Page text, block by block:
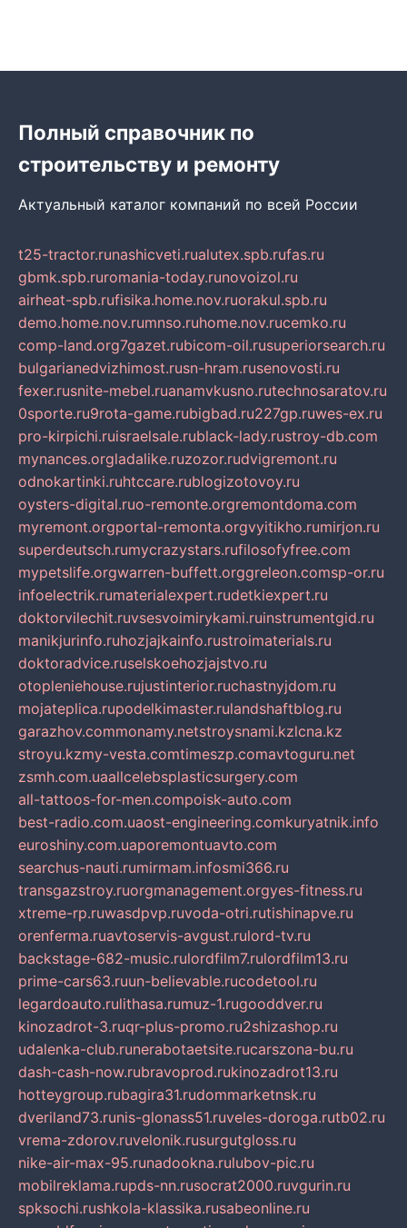
Полный справочник по
строительству и ремонту
Актуальный каталог компаний по всей России
t25-tractor.runashicveti.rualutex.spb.rufas.ru
gbmk.spb.ruromania-today.runovoizol.ru
airheat-spb.rufisika.home.nov.ruorakul.spb.ru
demo.home.nov.rumnso.ruhome.nov.rucemko.ru
comp-land.org7gazet.rubicom-oil.rusuperiorsearch.ru
bulgarianedvizhimost.rusn-hram.rusenovosti.ru
fexer.rusnite-mebel.ruanamvkusno.rutechnosaratov.ru
0sporte.ru9rota-game.rubigbad.ru227gp.ruwes-ex.ru
pro-kirpichi.ruisraelsale.rublack-lady.rustroy-db.com
mynances.orgladalike.ruzozor.rudvigremont.ru
odnokartinki.ruhtccare.rublogizotovoy.ru
oysters-digital.ruo-remonte.orgremontdoma.com
myremont.orgportal-remonta.orgvyitikho.rumirjon.ru
superdeutsch.rumycrazystars.rufilosofyfree.com
mypetslife.orgwarren-buffett.orggreleon.comsp-or.ru
infoelectrik.rumaterialexpert.rudetkiexpert.ru
doktorvilechit.ruvsesvoimirykami.ruinstrumentgid.ru
manikjurinfo.ruhozjajkainfo.rustroimaterials.ru
doktoradvice.ruselskoehozjajstvo.ru
otopleniehouse.rujustinterior.ruchastnyjdom.ru
mojateplica.rupodelkimaster.rulandshaftblog.ru
garazhov.commonamy.netstroysnami.kzlcna.kz
stroyu.kzmy-vesta.comtimeszp.comavtoguru.net
zsmh.com.uaallcelebsplasticsurgery.com
all-tattoos-for-men.compoisk-auto.com
best-radio.com.uaost-engineering.comkuryatnik.info
euroshiny.com.uaporemontuavto.com
searchus-nauti.rumirmam.infosmi366.ru
transgazstroy.ruorgmanagement.orgyes-fitness.ru
xtreme-rp.ruwasdpvp.ruvoda-otri.rutishinapve.ru
orenferma.ruavtoservis-avgust.rulord-tv.ru
backstage-682-music.rulordfilm7.rulordfilm13.ru
prime-cars63.ruun-believable.rucodetool.ru
legardoauto.rulithasa.rumuz-1.rugooddver.ru
kinozadrot-3.ruqr-plus-promo.ru2shizashop.ru
udalenka-club.runerabotaetsite.rucarszona-bu.ru
dash-cash-now.rubravoprod.rukinozadrot13.ru
hotteygroup.rubagira31.rudommarketnsk.ru
dveriland73.runis-glonass51.ruveles-doroga.rutb02.ru
vrema-zdorov.ruvelonik.rusurgutgloss.ru
nike-air-max-95.runadookna.rulubov-pic.ru
mobilreklama.rupds-nn.rusocrat2000.ruvgurin.ru
spksochi.rushkola-klassika.rusabeonline.ru